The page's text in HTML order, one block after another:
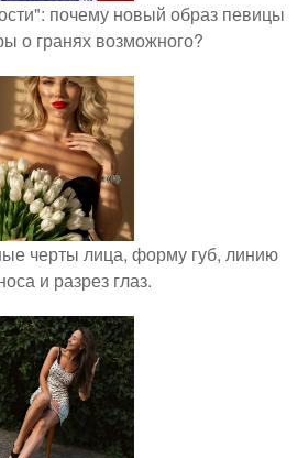
почему новый образ певицы
о гранях возможного?
черты лица, форму губ, линию
и разрез глаз.